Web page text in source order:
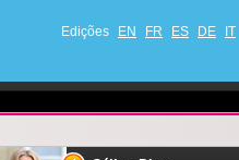
Edições EN FR ES DE IT